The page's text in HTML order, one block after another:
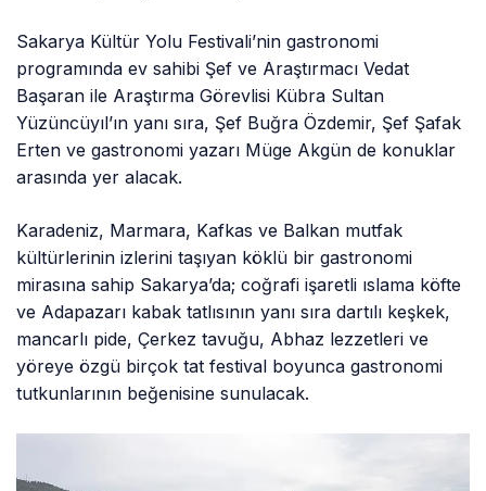
Sakarya Kültür Yolu Festivali’nin gastronomi
programında ev sahibi Şef ve Araştırmacı Vedat
Başaran ile Araştırma Görevlisi Kübra Sultan
Yüzüncüyıl’ın yanı sıra, Şef Buğra Özdemir, Şef Şafak
Erten ve gastronomi yazarı Müge Akgün de konuklar
arasında yer alacak.
Karadeniz, Marmara, Kafkas ve Balkan mutfak
kültürlerinin izlerini taşıyan köklü bir gastronomi
mirasına sahip Sakarya’da; coğrafi işaretli ıslama köfte
ve Adapazarı kabak tatlısının yanı sıra dartılı keşkek,
mancarlı pide, Çerkez tavuğu, Abhaz lezzetleri ve
yöreye özgü birçok tat festival boyunca gastronomi
tutkunlarının beğenisine sunulacak.